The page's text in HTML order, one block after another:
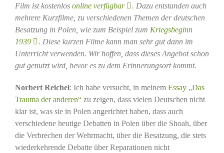
Film ist kostenlos online verfügbar
. Dazu entstanden auch
mehrere Kurzfilme, zu verschiedenen Themen der deutschen
Besatzung in Polen, wie zum Beispiel zum Kriegsbeginn
1939
. Diese kurzen Filme kann man sehr gut dann im
Unterricht verwenden. Wir hoffen, dass dieses Angebot schon
gut genutzt wird, bevor es zu dem Erinnerungsort kommt.
Norbert Reichel: Ich habe versucht, in meinem Essay „Das
Trauma der anderen“zu zeigen, dass vielen Deutschen nicht
klar ist, was sie in Polen angerichtet haben, dass auch
verschiedene heutige Debatten in Polen über die Shoah, über
die Verbrechen der Wehrmacht, über die Besatzung, die stets
wiederkehrende Debatte über Reparationen nicht